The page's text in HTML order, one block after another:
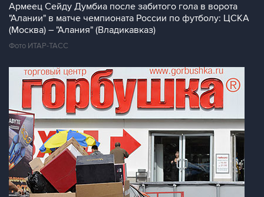
Армеец Сейду Думбиа после забитого гола в ворота
"Алании" в матче чемпионата России по футболу: ЦСКА
(Москва) – "Алания" (Владикавказ)
Фото ИТАР-ТАСС